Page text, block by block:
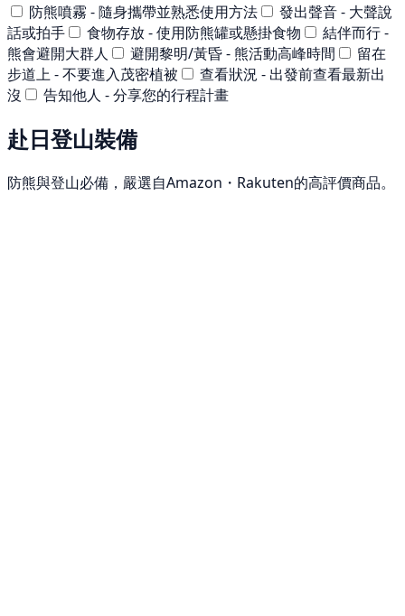
防熊噴霧 - 隨身攜帶並熟悉使用方法
發出聲音 - 大聲說
話或拍手
食物存放 - 使用防熊罐或懸掛食物
結伴而行 -
熊會避開大群人
避開黎明/黃昏 - 熊活動高峰時間
留在
步道上 - 不要進入茂密植被
查看狀況 - 出發前查看最新出
沒
告知他人 - 分享您的行程計畫
赴日登山裝備
防熊與登山必備，嚴選自Amazon・Rakuten的高評價商品。